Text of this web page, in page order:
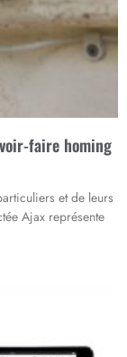
faire homing
et de leurs
Ajax représente